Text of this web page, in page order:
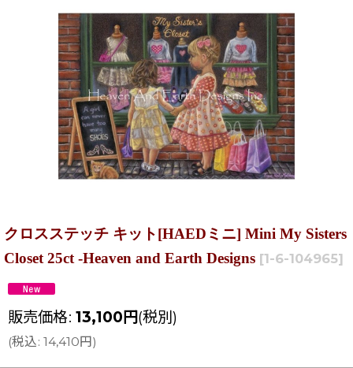
クロスステッチ キット[HAEDミニ] Mini My Sisters
Closet 25ct -Heaven and Earth Designs [1-6-104965]
販売価格: 13,100 円(税別)
(税込: 14,410円 )